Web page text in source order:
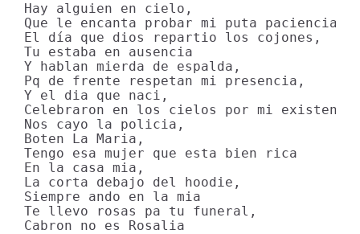
Hay alguien en cielo,
Que le encanta probar mi puta paciencia,
El día que dios repartio los cojones,
Tu estaba en ausencia
Y hablan mierda de espalda,
Pq de frente respetan mi presencia,
Y el dia que naci,
Celebraron en los cielos por mi
Nos cayo la policia,
Boten La Maria,
Tengo esa mujer que esta bien rica
En la casa mia,
La corta debajo del hoodie,
Siempre ando en la mia
Te llevo rosas pa tu funeral,
Cabron no es Rosalia